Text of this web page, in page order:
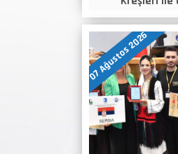
07 Ağustos 2026